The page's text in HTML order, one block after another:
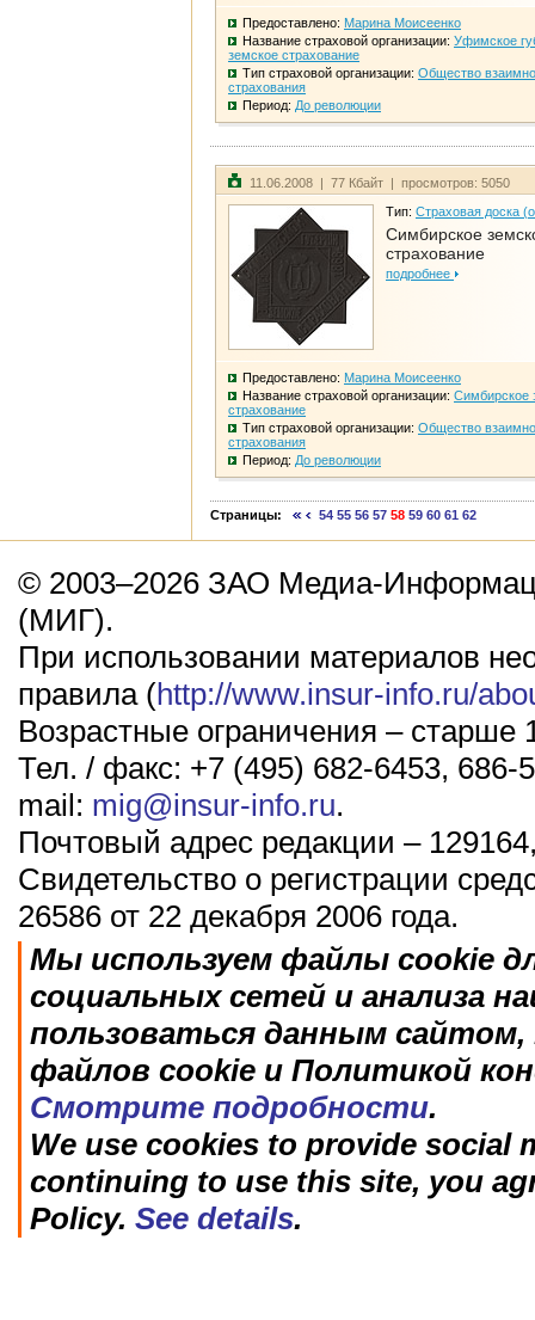
Предоставлено: Марина Моисеенко
Название страховой организации: Уфимское
земское страхование
Тип страховой организации: Общество
страхования
Период: До революции
11.06.2008 | 77 Кбайт | просмотров: 5050
Тип: Страховая доска
Симбирское
страхование
подробнее
Предоставлено: Марина Моисеенко
Название страховой организации: Симбирское
страхование
Тип страховой организации: Общество
страхования
Период: До революции
Страницы: 54 55 56 57 58 59 60 61 62
© 2003–2026 ЗАО Медиа-
(МИГ).
При использовании материалов
правила (http://www.insur-info.ru/
Возрастные ограничения – старше
Тел. / факс: +7 (495) 682-6453, 686-
mail: mig@insur-info.ru.
Почтовый адрес редакции –
Свидетельство о регистрации
26586 от 22 декабря 2006 года.
Мы используем файлы cookie
социальных сетей и анализа
пользоваться данным
файлов cookie и Политикой
Смотрите подробности.
We use cookies to provide social
continuing to use this site, you
Policy. See details.